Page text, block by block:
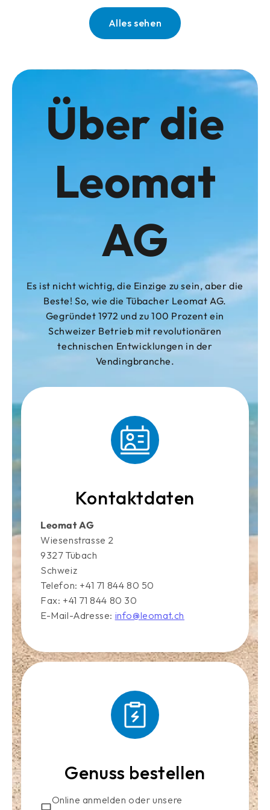
Alles sehen
Über die
Leomat
AG
Es ist nicht wichtig, die Einzige zu sein, aber die
Beste! So, wie die Tübacher Leomat AG.
Gegründet 1972 und zu 100 Prozent ein
Schweizer Betrieb mit revolutionären
technischen Entwicklungen in der
Vendingbranche.
Kontaktdaten
Leomat AG
Wiesenstrasse 2
9327 Tübach
Schweiz
Telefon: +41 71 844 80 50
Fax: +41 71 844 80 30
E-Mail-Adresse: info@leomat.ch
Genuss bestellen
Online anmelden oder unsere